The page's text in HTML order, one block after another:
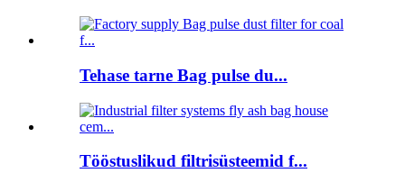
Tehase tarne Bag pulse du...
Tööstuslikud filtrisüsteemid f...